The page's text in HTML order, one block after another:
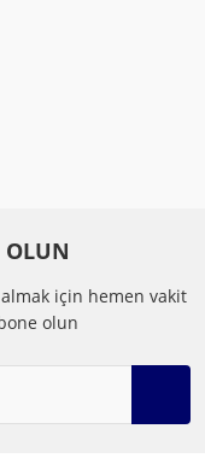
OLUN
için hemen vakit
olun